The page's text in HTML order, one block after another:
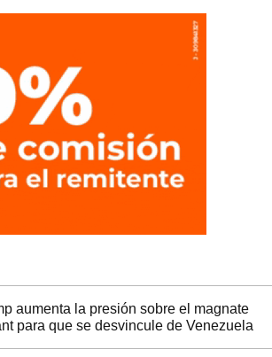
aumenta la presión sobre el magnate
para que se desvincule de Venezuela